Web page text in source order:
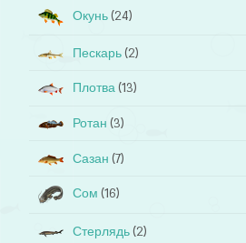
Окунь (24)
Пескарь (2)
Плотва (13)
Ротан (3)
Сазан (7)
Сом (16)
Стерлядь (2)